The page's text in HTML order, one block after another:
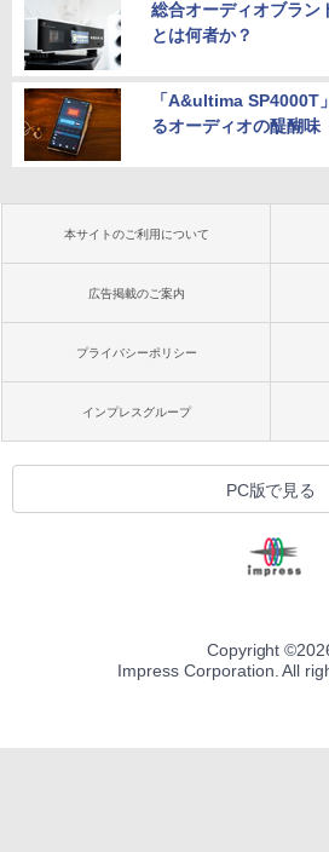
総合オーディオブラン
とは何者か？
「A&ultima SP4000T
るオーディオの醍醐味
本サイトのご利用について
広告掲載のご案内
プライバシーポリシー
インプレスグループ
PC版で見る
Copyright ©
Impress Corporation. All